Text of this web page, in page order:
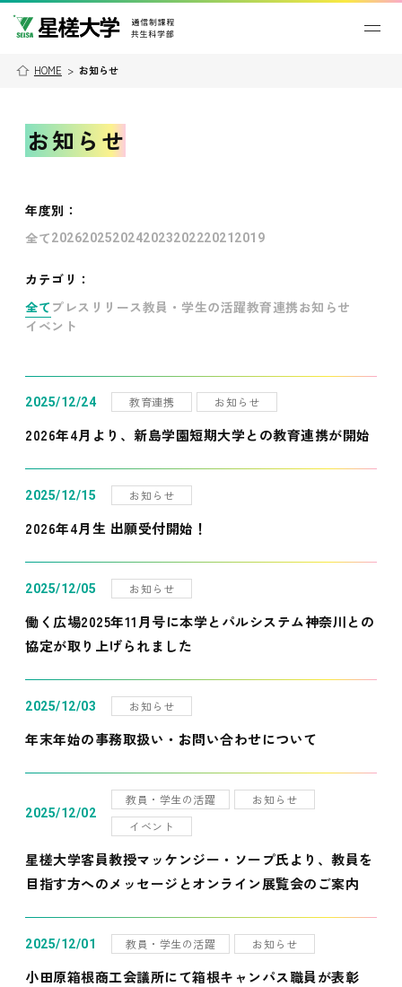
HOME > お知らせ
お知らせ
年度別 ：
全て202620252024202320222021 2019
カテゴリ：
全て プレスリリース教員・学生の活躍教育連携お知らせ
イベント
2025/12/24 教育連携 お知らせ
2026年4月より、新島学園短期大学との教育連携が開始
2025/12/15 お知らせ
2026年4月生 出願受付開始！
2025/12/05 お知らせ
働く広場2025年11月号に本学とパルシステム神奈川との
協定が取り上げられました
2025/12/03 お知らせ
年末年始の事務取扱い・お問い合わせについて
2025/12/02
教員・学生の活躍
お知らせ
イベント
星槎大学客員教授マッケンジー・ソープ氏より、教員を
目指す方へのメッセージとオンライン展覧会のご案内
2025/12/01 教員・学生の活躍 お知らせ
小田原箱根商工会議所にて箱根キャンパス職員が表彰